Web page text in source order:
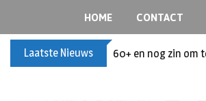
HOME CONTACT
Laatste Nieuws 60+ en nog zin om